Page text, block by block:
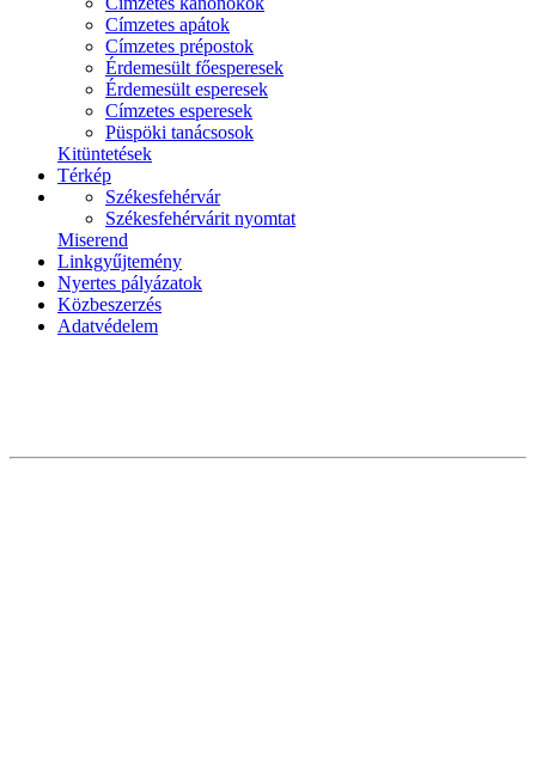
Címzetes apátok
Címzetes prépostok
Érdemesült főesperesek
Érdemesült esperesek
Címzetes esperesek
Püspöki tanácsosok
Kitüntetések
Térkép
Székesfehérvár
Székesfehérvárit nyomtat
Miserend
Linkgyűjtemény
Nyertes pályázatok
Közbeszerzés
Adatvédelem